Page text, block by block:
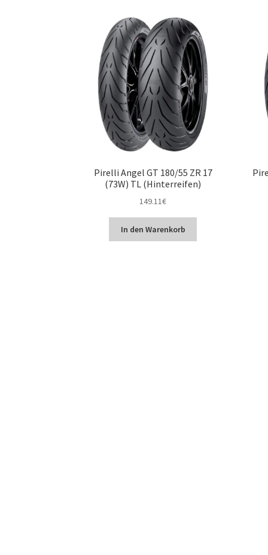
Pirelli Angel GT 180/55 ZR 17
(73W) TL (Hinterreifen)
149.11€
In den Warenkorb